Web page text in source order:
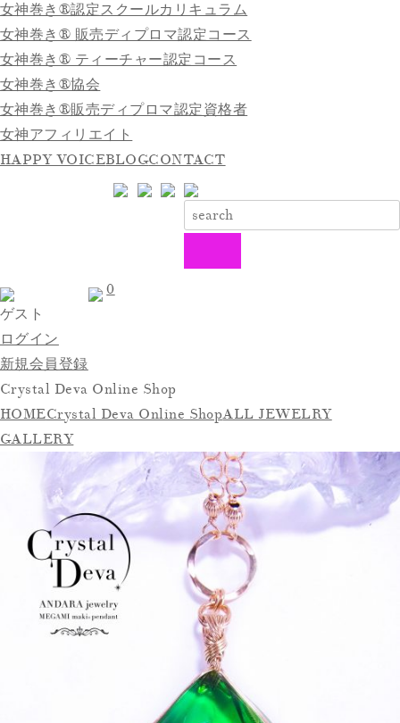
女神巻き®認定スクールカリキュラム
女神巻き® 販売ディプロマ認定コース
女神巻き® ティーチャー認定コース
女神巻き®協会
女神巻き®販売ディプロマ認定資格者
女神アフィリエイト
HAPPY VOICEBLOGCONTACT
ゲスト
ログイン
新規会員登録
0
Crystal Deva Online Shop
HOMECrystal Deva Online ShopALL JEWELRY
GALLERY